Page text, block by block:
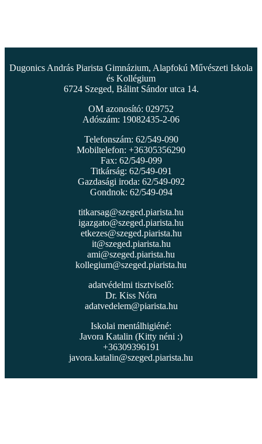
Dugonics András Piarista Gimnázium, Alapfokú Művészeti Iskola
és Kollégium
6724 Szeged, Bálint Sándor utca 14.
OM azonosító: 029752
Adószám: 19082435-2-06
Telefonszám: 62/549-090
Mobiltelefon: +36305356290
Fax: 62/549-099
Titkárság: 62/549-091
Gazdasági iroda: 62/549-092
Gondnok: 62/549-094
titkarsag@szeged.piarista.hu
igazgato@szeged.piarista.hu
etkezes@szeged.piarista.hu
it@szeged.piarista.hu
ami@szeged.piarista.hu
kollegium@szeged.piarista.hu
adatvédelmi tisztviselő:
Dr. Kiss Nóra
adatvedelem@piarista.hu
Iskolai mentálhigiéné:
Javora Katalin (Kitty néni :)
+36309396191
javora.katalin@szeged.piarista.hu